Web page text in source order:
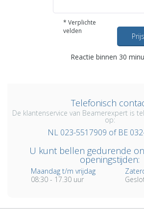
* Verplichte
velden
Prijs
Reactie binnen 30
Telefonisch
De klantenservice van Beamerexpert is
op:
NL 023-5517909 of BE
U kunt bellen gedurende
openingstijden:
Maandag t/m vrijdag
08:30 - 17.30 uur